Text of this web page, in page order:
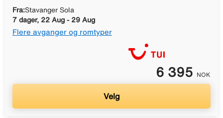
Fra:Stavanger Sola
7 dager, 22 Aug - 29 Aug
Flere avganger og romtyper
6 395 NOK
Velg